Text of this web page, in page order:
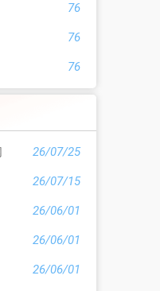
76
76
76
26/07/25
26/07/15
26/06/01
26/06/01
26/06/01